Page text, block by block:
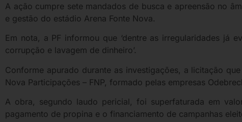
A ação cumpre sete mandados de busca e apreensão no
e gestão do estádio Arena Fonte Nova.
Em nota, a PF informou que ‘dentre as irregularidades já
corrupção e lavagem de dinheiro’.
Conforme apurado durante as investigações, a licitação
Nova Participações – FNP, formado pelas empresas
A obra, segundo laudo pericial, foi superfaturada em
pagamento de propina e o financiamento de campanhas